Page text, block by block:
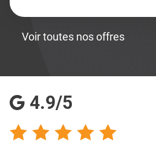
Voir toutes nos offres
4.9/5